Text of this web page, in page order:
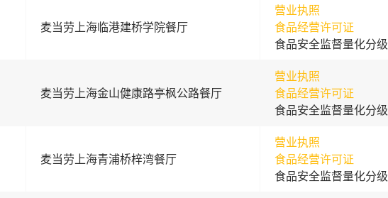
麦当劳上海临港建桥学院餐厅
营业执照
食品经营许可证
食品安全监督量化分级
麦当劳上海金山健康路亭枫公路餐厅
营业执照
食品经营许可证
食品安全监督量化分级
麦当劳上海青浦桥梓湾餐厅
营业执照
食品经营许可证
食品安全监督量化分级